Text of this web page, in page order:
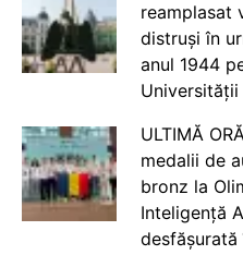
reamplasat
distruși în
anul 1944
Universității
ULTIMĂ
medalii de
bronz la
Inteligență
desfășurată